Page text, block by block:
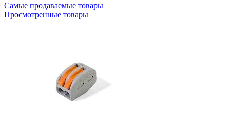
Самые продаваемые товары
Просмотренные товары